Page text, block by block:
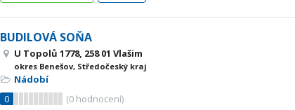
BUDILOVÁ SOŇA
U Topolů 1778, 258 01 Vlašim
okres Benešov, Středočeský kraj
Nádobí
0
(0 hodnocení)